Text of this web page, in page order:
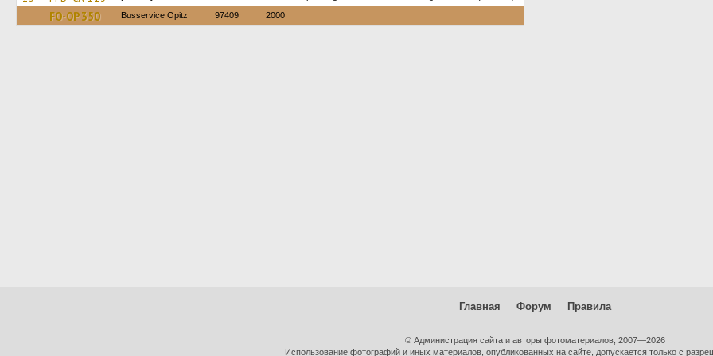
FO-OP 350 Busservice Opitz 97409 2000
Главная Форум Правила
© Администрация сайта и авторы фотоматериалов, 2007—2026
Использование фотографий и иных материалов, опубликованных на сайте, допускается только с